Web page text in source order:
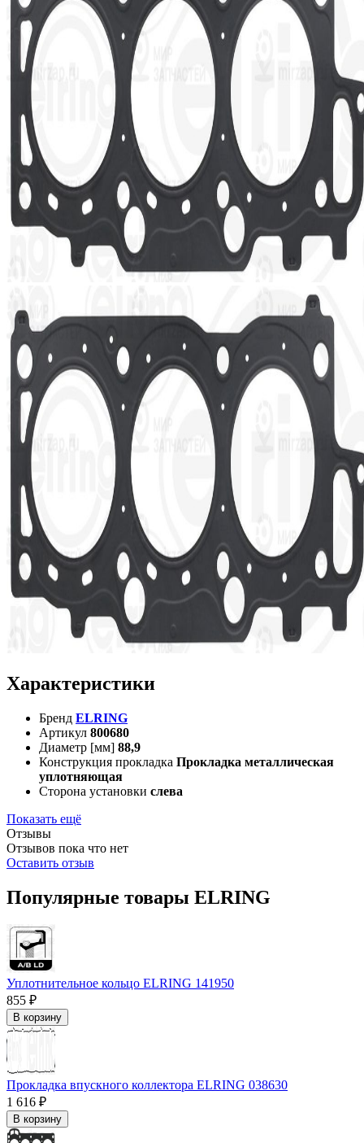
Характеристики
Бренд ELRING
Артикул 800680
Диаметр [мм] 88,9
Конструкция прокладка Прокладка металлическая
уплотняющая
Сторона установки слева
Показать ещё
Отзывы
Отзывов пока что нет
Оставить отзыв
Популярные товары ELRING
Уплотнительное кольцо ELRING 141950
855 ₽
В корзину
Прокладка впускного коллектора ELRING 038630
1 616 ₽
В корзину